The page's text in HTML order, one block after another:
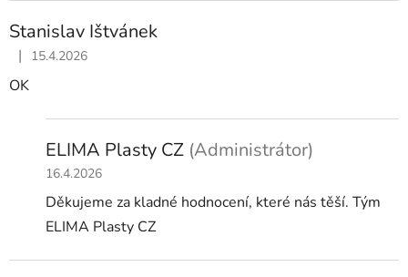
Stanislav Ištvánek
Hodnocení obchodu je 5 z 5 hvězdiček.
| 15.4.2026
OK
ELIMA Plasty CZ (Administrátor)
16.4.2026
Děkujeme za kladné hodnocení, které nás těší. Tým
ELIMA Plasty CZ